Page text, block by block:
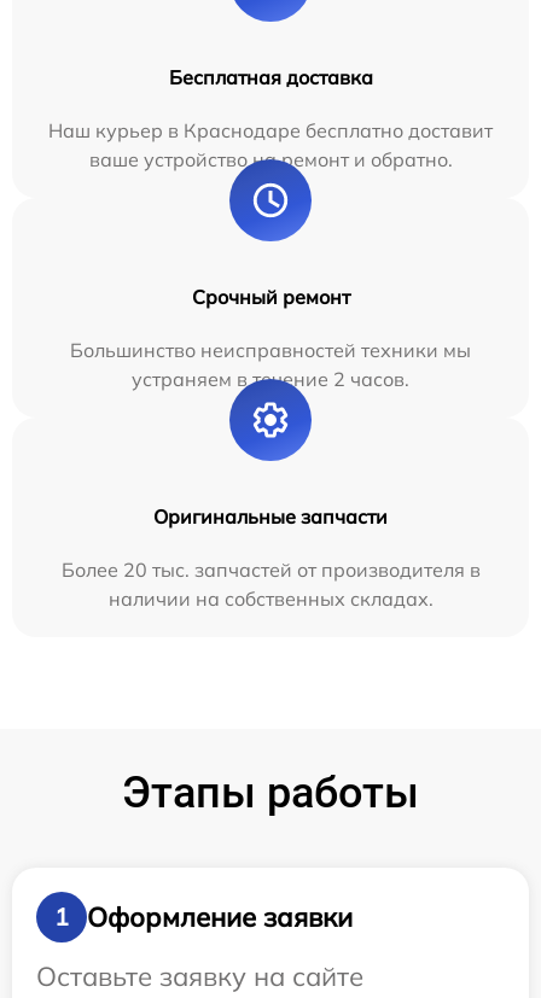
Бесплатная доставка
Наш курьер в Краснодаре бесплатно доставит
ваше устройство на ремонт и обратно.
Срочный ремонт
Большинство неисправностей техники мы
устраняем в течение 2 часов.
Оригинальные запчасти
Более 20 тыс. запчастей от производителя в
наличии на собственных складах.
Этапы работы
1
Оформление заявки
Оставьте заявку на сайте